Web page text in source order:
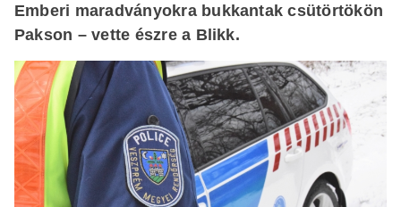
Emberi maradványokra bukkantak csütörtökön
Pakson – vette észre a Blikk.